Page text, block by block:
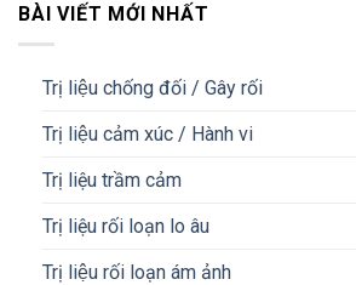
BÀI VIẾT MỚI NHẤT
Trị liệu chống đối / Gây rối
Trị liệu cảm xúc / Hành vi
Trị liệu trầm cảm
Trị liệu rối loạn lo âu
Trị liệu rối loạn ám ảnh